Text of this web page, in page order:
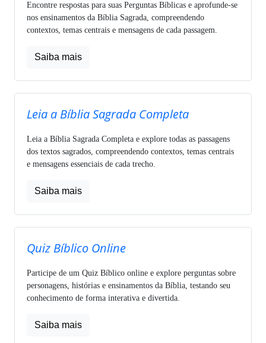
Encontre respostas para suas Perguntas Bíblicas e aprofunde-se
nos ensinamentos da Bíblia Sagrada, compreendendo
contextos, temas centrais e mensagens de cada passagem.
Saiba mais
Leia a Bíblia Sagrada Completa
Leia a Bíblia Sagrada Completa e explore todas as passagens
dos textos sagrados, compreendendo contextos, temas centrais
e mensagens essenciais de cada trecho.
Saiba mais
Quiz Bíblico Online
Participe de um Quiz Bíblico online e explore perguntas sobre
personagens, histórias e ensinamentos da Bíblia, testando seu
conhecimento de forma interativa e divertida.
Saiba mais